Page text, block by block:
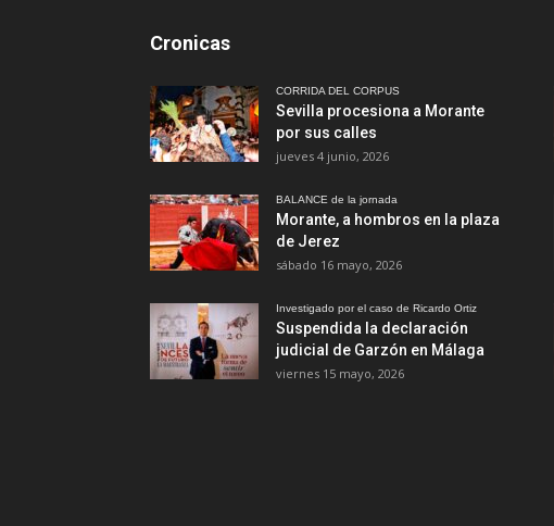
Cronicas
CORRIDA DEL CORPUS
Sevilla procesiona a Morante
por sus calles
jueves 4 junio, 2026
BALANCE de la jornada
Morante, a hombros en la plaza
de Jerez
sábado 16 mayo, 2026
Investigado por el caso de Ricardo Ortiz
Suspendida la declaración
judicial de Garzón en Málaga
viernes 15 mayo, 2026